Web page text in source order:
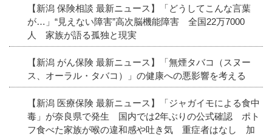
【新潟 保険相談 最新ニュース】「どうしてこんな言葉
が…」“見えない障害”高次脳機能障害 全国22万7000
人 家族が語る孤独と現実
【新潟 がん保険 最新ニュース】「無煙タバコ（スヌー
ス、オーラル・タバコ）」の健康への悪影響を考える
【新潟 医療保険 最新ニュース】「ジャガイモによる食中
毒」が奈良県で発生 国内では2年ぶりの公式確認 ポト
フ食べた家族が喉の違和感や吐き気 重症者はなし 加